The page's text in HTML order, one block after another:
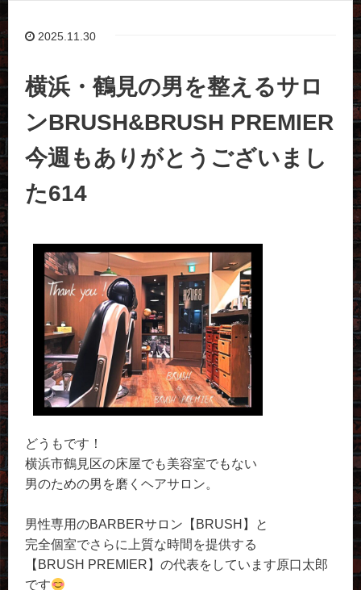
2025.11.30
横浜・鶴見の男を整えるサロ
ンBRUSH&BRUSH PREMIER
今週もありがとうございまし
た614
どうもです！
横浜市鶴見区の床屋でも美容室でもない
男のための男を磨くヘアサロン。
男性専用のBARBERサロン【BRUSH】と
完全個室でさらに上質な時間を提供する
【BRUSH PREMIER】の代表をしています原口太郎
です